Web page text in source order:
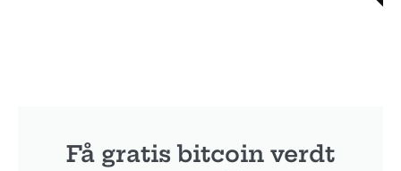
Få gratis bitcoin verdt